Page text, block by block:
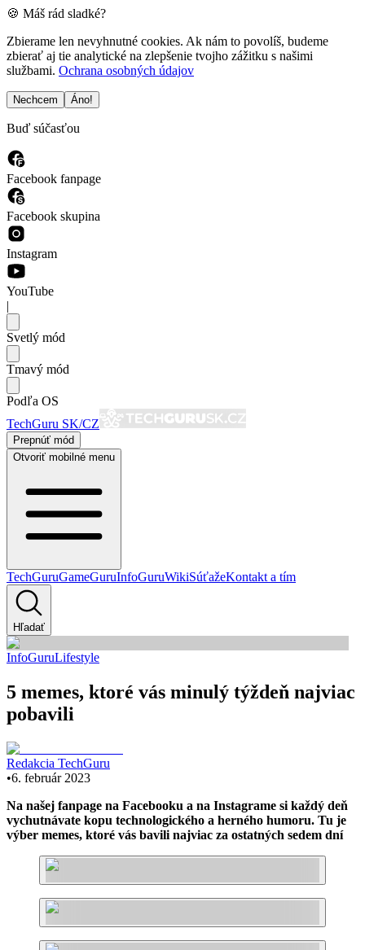
🍪 Máš rád sladké?
Zbierame len nevyhnutné cookies. Ak nám to povolíš, budeme
zbierať aj tie analytické na zlepšenie tvojho zážitku s našimi
službami. Ochrana osobných údajov
Nechcem Áno!
Buď súčasťou
Facebook fanpage
Facebook skupina
Instagram
YouTube
|
Svetlý mód
Tmavý mód
Podľa OS
TechGuru SK/CZ
Prepnúť mód
Otvoriť mobilné menu
TechGuruGameGuruInfoGuruWikiSúťažeKontakt a tím
Hľadať
InfoGuruLifestyle
5 memes, ktoré vás minulý týždeň najviac
pobavili
Redakcia TechGuru
•6. február 2023
Na našej fanpage na Facebooku a na Instagrame si každý deň
vychutnávate kopu technologického a herného humoru. Tu je
výber memes, ktoré vás bavili najviac za ostatných sedem dní